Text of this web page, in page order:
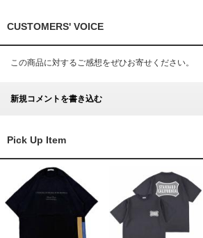
CUSTOMERS' VOICE
この商品に対するご感想をぜひお寄せください。
新規コメントを書き込む
Pick Up Item